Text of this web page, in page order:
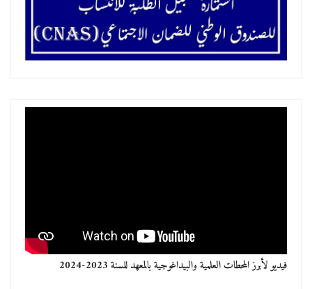
فيديو لأبرز المحطات العلمية والبيداغوجية بالمعهد للسنة 2023-2024